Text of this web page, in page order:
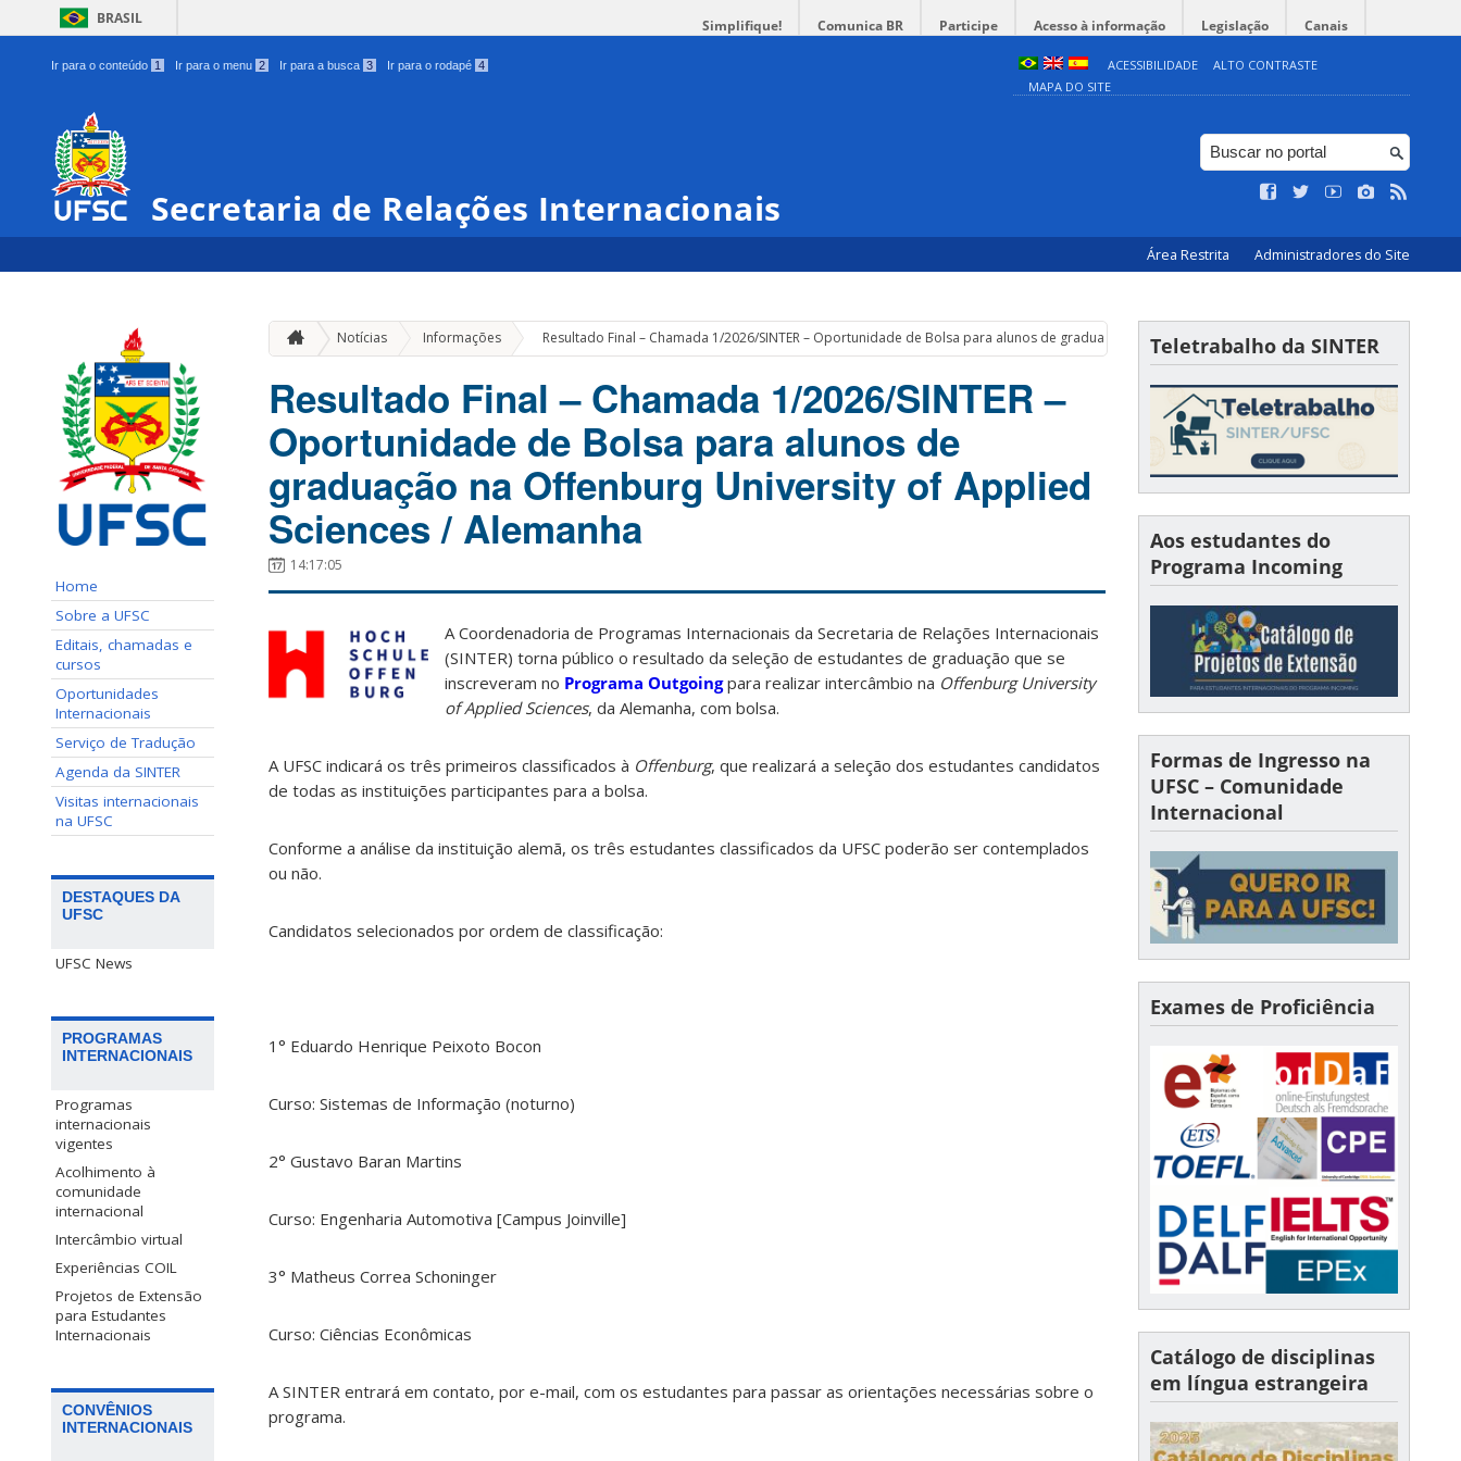
BRASIL Simplifique! Comunica BR Participe Acesso à informação Legislação Canais
Ir para o conteúdo 1 Ir para o menu 2 Ir para a busca 3 Ir para o rodapé 4 ACESSIBILIDADE
ALTO CONTRASTE
MAPA DO SITE
Secretaria de Relações Internacionais
Área Restrita Administradores do Site
Home
Sobre a UFSC
Editais, chamadas e
cursos
Oportunidades
Internacionais
Serviço de Tradução
Agenda da SINTER
Visitas internacionais
na UFSC
DESTAQUES DA
UFSC
UFSC News
PROGRAMAS
INTERNACIONAIS
Programas
internacionais
vigentes
Acolhimento à
comunidade
internacional
Intercâmbio virtual
Experiências COIL
Projetos de Extensão
para Estudantes
Internacionais
CONVÊNIOS
INTERNACIONAIS
Notícias Informações » Resultado Final – Chamada 1/2026/SINTER – Oportunidade de Bolsa para alunos de graduação na Offenburg University of Applied Sciences /
Resultado Final – Chamada 1/2026/SINTER –
Oportunidade de Bolsa para alunos de
graduação na Offenburg University of Applied
Sciences / Alemanha
14:17:05
A Coordenadoria de Programas Internacionais da Secretaria de Relações Internacionais
(SINTER) torna público o resultado da seleção de estudantes de graduação que se
inscreveram no Programa Outgoingpara realizar intercâmbio na Offenburg University
of Applied Sciences, da Alemanha, com bolsa.
A UFSC indicará os três primeiros classificados à Offenburg, que realizará a seleção dos estudantes candidatos
de todas as instituições participantes para a bolsa.
Conforme a análise da instituição alemã, os três estudantes classificados da UFSC poderão ser contemplados
ou não.
Candidatos selecionados por ordem de classificação:
1° Eduardo Henrique Peixoto Bocon
Curso: Sistemas de Informação (noturno)
2° Gustavo Baran Martins
Curso: Engenharia Automotiva [Campus Joinville]
3° Matheus Correa Schoninger
Curso: Ciências Econômicas
A SINTER entrará em contato, por e-mail, com os estudantes para passar as orientações necessárias sobre o
programa.
Teletrabalho da SINTER
Aos estudantes do
Programa Incoming
Formas de Ingresso na
UFSC – Comunidade
Internacional
Exames de Proficiência
Catálogo de disciplinas
em língua estrangeira